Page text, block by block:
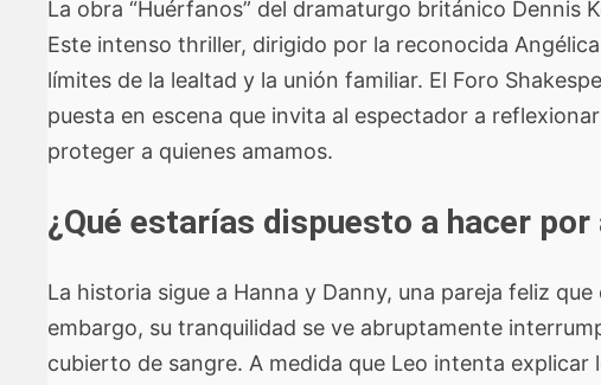
La obra “Huérfanos” del dramaturgo británico Dennis
Este intenso thriller, dirigido por la reconocida
límites de la lealtad y la unión familiar. El Foro
puesta en escena que invita al espectador a
proteger a quienes amamos.
¿Qué estarías dispuesto a hacer por
La historia sigue a Hanna y Danny, una pareja feliz
embargo, su tranquilidad se ve abruptamente
cubierto de sangre. A medida que Leo intenta explicar